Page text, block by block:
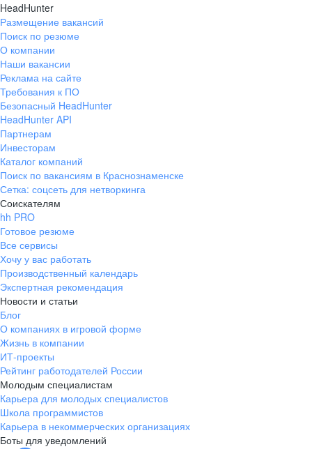
HeadHunter
Размещение вакансий
Поиск по резюме
О компании
Наши вакансии
Реклама на сайте
Требования к ПО
Безопасный HeadHunter
HeadHunter API
Партнерам
Инвесторам
Каталог компаний
Поиск по вакансиям в Краснознаменске
Сетка: соцсеть для нетворкинга
Соискателям
hh PRO
Готовое резюме
Все сервисы
Хочу у вас работать
Производственный календарь
Экспертная рекомендация
Новости и статьи
Блог
О компаниях в игровой форме
Жизнь в компании
ИТ-проекты
Рейтинг работодателей России
Молодым специалистам
Карьера для молодых специалистов
Школа программистов
Карьера в некоммерческих организациях
Боты для уведомлений